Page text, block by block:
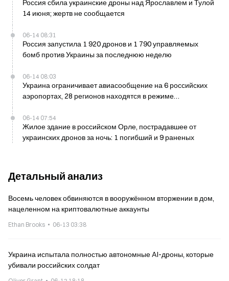
Россия сбила украинские дроны над Ярославлем и Тулой
14 июня; жертв не сообщается
06-14 08:31
Россия запустила 1 920 дронов и 1 790 управляемых
бомб против Украины за последнюю неделю
06-14 08:03
Украина ограничивает авиасообщение на 6 российских
аэропортах, 28 регионов находятся в режиме
06-14 07:54
Жилое здание в российском Орле, пострадавшее от
украинских дронов за ночь: 1 погибший и 9 раненых
Детальный анализ
Восемь человек обвиняются в вооружённом вторжении в дом,
нацеленном на криптовалютные аккаунты
Ethan Brooks 06-13 03:38
Украина испытала полностью автономные AI-дроны, которые
убивали российских солдат